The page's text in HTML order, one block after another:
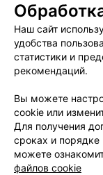
О проекте
Наш сайт
удобства
статистики и
рекомендаций.
Вы можете
cookie или
Для получения
сроках и
можете
файлов cookie